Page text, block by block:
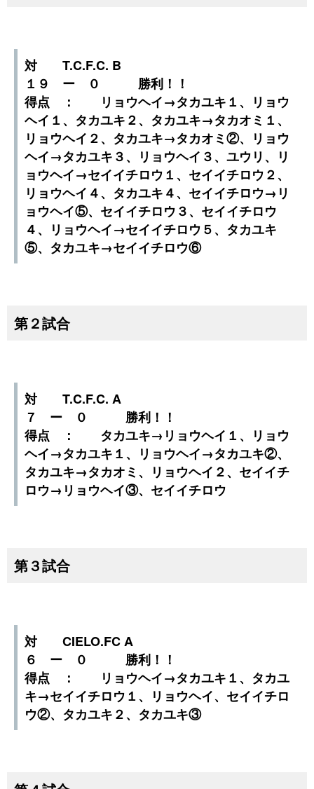
対 T.C.F.C. B
１９ ー ０ 勝利！！
得点 ： リョウヘイ→タカユキ１、リョウ
ヘイ１、タカユキ２、タカユキ→タカオミ１、
リョウヘイ２、タカユキ→タカオミ②、リョウ
ヘイ→タカユキ３、リョウヘイ３、ユウリ、リ
ョウヘイ→セイイチロウ１、セイイチロウ２、
リョウヘイ４、タカユキ４、セイイチロウ→リ
ョウヘイ⑤、セイイチロウ３、セイイチロウ
４、リョウヘイ→セイイチロウ５、タカユキ
⑤、タカユキ→セイイチロウ⑥
第２試合
対 T.C.F.C. A
７ ー ０ 勝利！！
得点 ： タカユキ→リョウヘイ１、リョウ
ヘイ→タカユキ１、リョウヘイ→タカユキ②、
タカユキ→タカオミ、リョウヘイ２、セイイチ
ロウ→リョウヘイ③、セイイチロウ
第３試合
対 CIELO.FC A
６ ー ０ 勝利！！
得点 ： リョウヘイ→タカユキ１、タカユ
キ→セイイチロウ１、リョウヘイ、セイイチロ
ウ②、タカユキ２、タカユキ③